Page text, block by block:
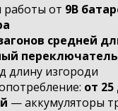
работы от 9В
средней
длину изгороди
от
— аккумуляторы